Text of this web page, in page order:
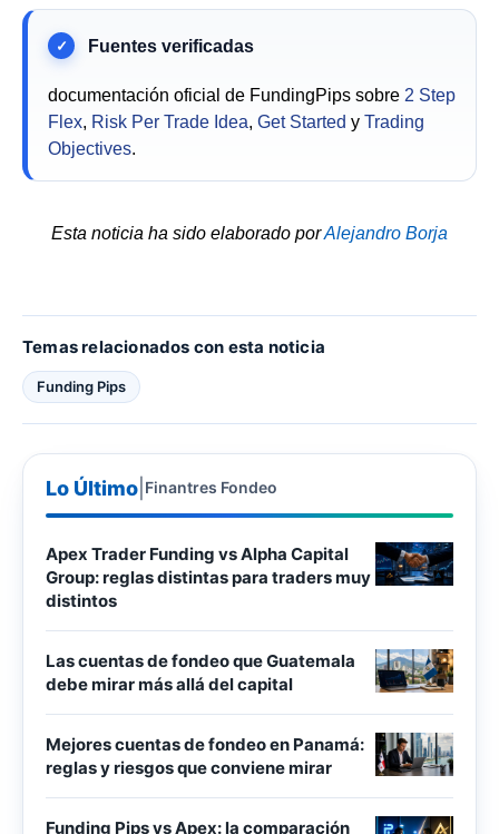
documentación oficial de FundingPips sobre 2 Step
Flex, Risk Per Trade Idea, Get Started y Trading
Objectives.
Esta noticia ha sido elaborado porAlejandro Borja
Temas relacionados con esta noticia
Funding Pips
Lo Último Finantres Fondeo
Apex Trader Funding vs Alpha Capital
Group: reglas distintas para traders muy
distintos
Las cuentas de fondeo que Guatemala
debe mirar más allá del capital
Mejores cuentas de fondeo en Panamá:
reglas y riesgos que conviene mirar
Funding Pips vs Apex: la comparación